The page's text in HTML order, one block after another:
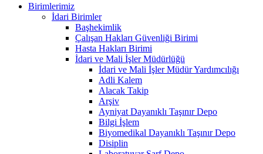
Birimlerimiz
İdari Birimler
Başhekimlik
Çalışan Hakları Güvenliği Birimi
Hasta Hakları Birimi
İdari ve Mali İşler Müdürlüğü
İdari ve Mali İşler Müdür Yardımcılığı
Adli Kalem
Alacak Takip
Arşiv
Ayniyat Dayanıklı Taşınır Depo
Bilgi İşlem
Biyomedikal Dayanıklı Taşınır Depo
Disiplin